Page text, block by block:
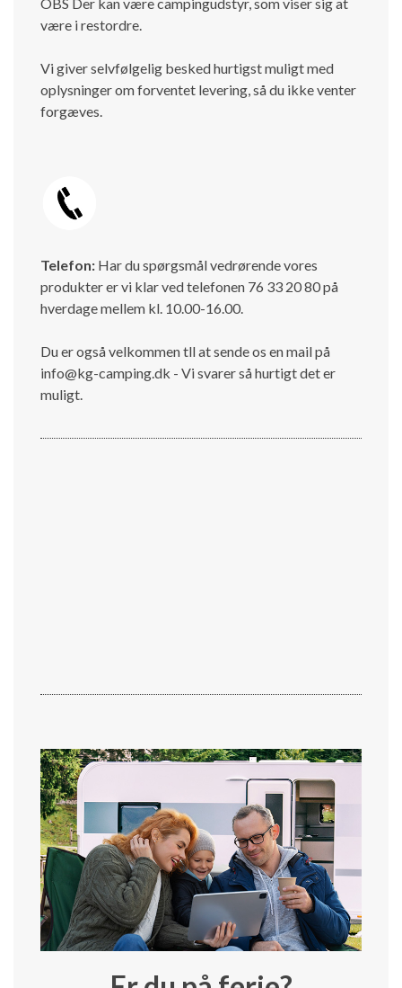
være i restordre.
Vi giver selvfølgelig besked hurtigst muligt med
oplysninger om forventet levering, så du ikke venter
forgæves.
Telefon: Har du spørgsmål vedrørende vores
produkter er vi klar ved telefonen 76 33 20 80 på
hverdage mellem kl. 10.00-16.00.
Du er også velkommen tll at sende os en mail på
info@kg-camping.dk - Vi svarer så hurtigt det er
muligt.